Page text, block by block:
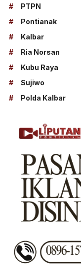
#
PTPN
#
Pontianak
#
Kalbar
#
Ria Norsan
#
Kubu Raya
#
Sujiwo
#
Polda Kalbar